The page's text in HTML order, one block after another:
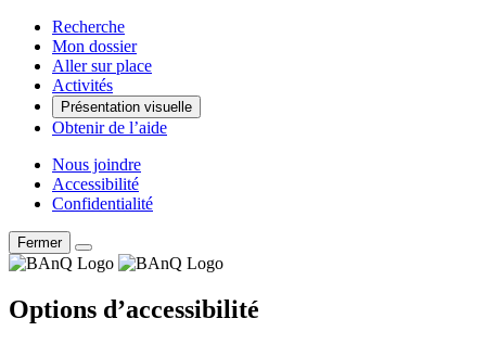
Recherche
Mon dossier
Aller sur place
Activités
Présentation visuelle
Obtenir de l’aide
Nous joindre
Accessibilité
Confidentialité
Fermer
Options d’accessibilité